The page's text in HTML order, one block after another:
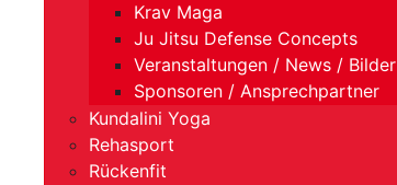
Krav Maga
Ju Jitsu Defense Concepts
Veranstaltungen / News / Bilder
Sponsoren / Ansprechpartner
Kundalini Yoga
Rehasport
Rückenfit